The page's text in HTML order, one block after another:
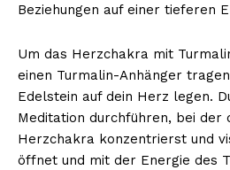
Beziehungen auf einer tieferen
Um das Herzchakra mit
einen Turmalin-Anhänger
Edelstein auf dein Herz legen.
Meditation durchführen, bei der
Herzchakra konzentrierst und
öffnet und mit der Energie des